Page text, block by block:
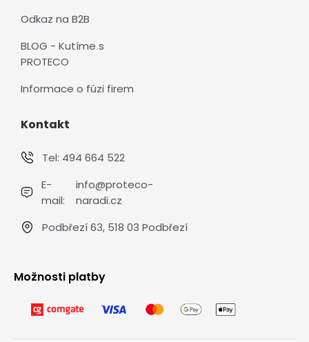
Odkaz na B2B
BLOG - Kutíme s
PROTECO
Informace o fúzi firem
Kontakt
Tel: 494 664 522
E-
mail:
info@proteco-
naradi.cz
Podbřezí 63, 518 03 Podbřezí
Možnosti platby